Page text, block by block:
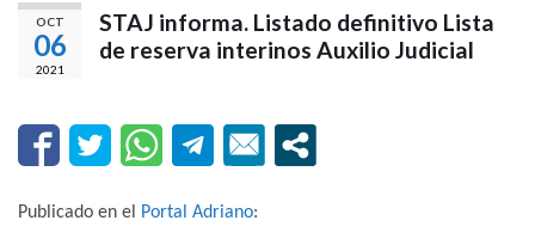
OCT
06
2021
STAJ informa. Listado definitivo Lista
de reserva interinos Auxilio Judicial
Publicado en el Portal Adriano: